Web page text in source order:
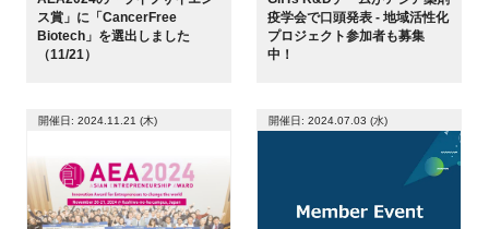
ス賞」に「CancerFree
Biotech」を選出しました
（11/21）
疫学会で口頭発表 - 地域活性化
プロジェクト参加者も募集
中！
開催日: 2024.11.21 (木) 開催日: 2024.07.03 (水)